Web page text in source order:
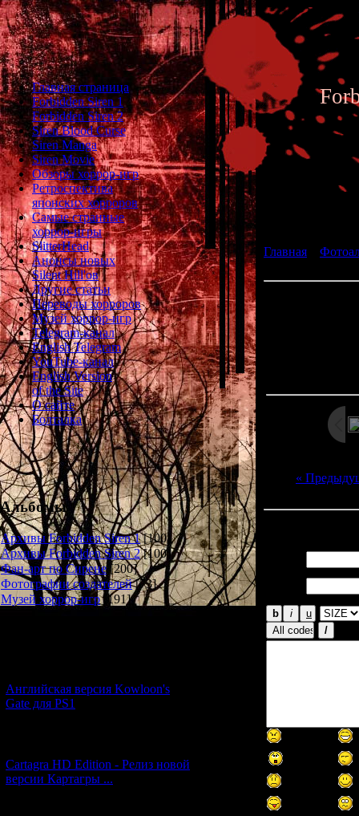
Главная страница
Forbidden Siren 1
Forbidden Siren 2
Siren Blood Curse
Siren Manga
Siren Movie
Обзоры хоррор-игр
Ретроспектива
японских хорроров
Самые странные
хоррор-игры
SlitterHead
Анонсы новых
Silent Hill'ов
Другие статьи
Переводы хорроров
Музей хоррор-игр
Telegram-канал
English Telegram
YouTube-канал
English Version
of the Site
О сайте
Болталка
Альбомы
Архивы Forbidden Siren 1 [100]
Архивы Forbidden Siren 2 [100]
Фан-арт по Сирене [200]
Фотографии создателей [73]
Музей хоррор-игр
[191]
Английская версия Kowloon's
Gate для PS1
Cartagra HD Edition - Релиз новой
версии Картагры ...
Главная
«